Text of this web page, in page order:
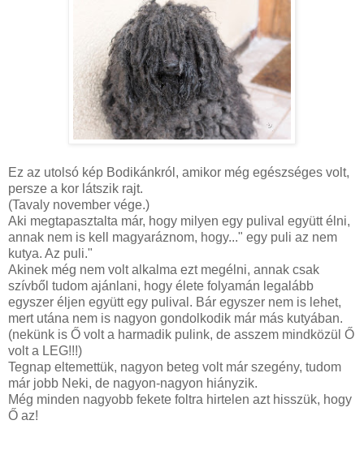
Ez az utolsó kép Bodikánkról, amikor még egészséges volt,
persze a kor látszik rajt.
(Tavaly november vége.)
Aki megtapasztalta már, hogy milyen egy pulival együtt élni,
annak nem is kell magyaráznom, hogy..." egy puli az nem
kutya. Az puli."
Akinek még nem volt alkalma ezt megélni, annak csak
szívből tudom ajánlani, hogy élete folyamán legalább
egyszer éljen együtt egy pulival. Bár egyszer nem is lehet,
mert utána nem is nagyon gondolkodik már más kutyában.
(nekünk is Ő volt a harmadik pulink, de asszem mindközül Ő
volt a LEG!!!)
Tegnap eltemettük, nagyon beteg volt már szegény, tudom
már jobb Neki, de nagyon-nagyon hiányzik.
Még minden nagyobb fekete foltra hirtelen azt hisszük, hogy
Ő az!